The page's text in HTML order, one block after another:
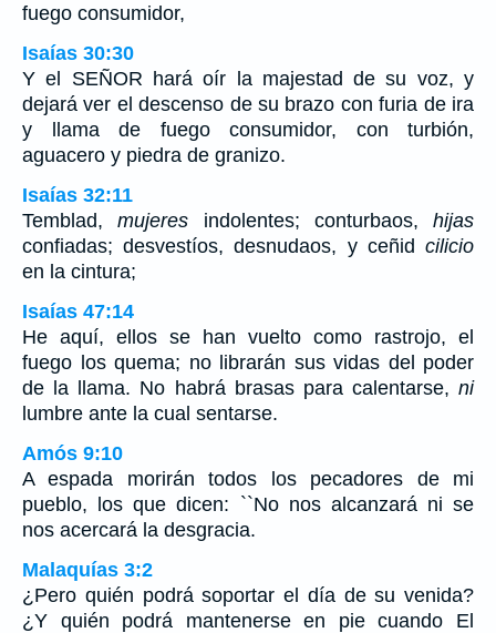
fuego consumidor,
Isaías 30:30
Y el SEÑOR hará oír la majestad de su voz, y
dejará ver el descenso de su brazo con furia de ira
y llama de fuego consumidor, con turbión,
aguacero y piedra de granizo.
Isaías 32:11
Temblad,mujeres indolentes; conturbaos, hijas
confiadas; desvestíos, desnudaos, y ceñid cilicio
en la cintura;
Isaías 47:14
He aquí, ellos se han vuelto como rastrojo, el
fuego los quema; no librarán sus vidas del poder
de la llama. No habrá brasas para calentarse, ni
lumbre ante la cual sentarse.
Amós 9:10
A espada morirán todos los pecadores de mi
pueblo, los que dicen: ``No nos alcanzará ni se
nos acercará la desgracia.
Malaquías 3:2
¿Pero quién podrá soportar el día de su venida?
¿Y quién podrá mantenerse en pie cuando El